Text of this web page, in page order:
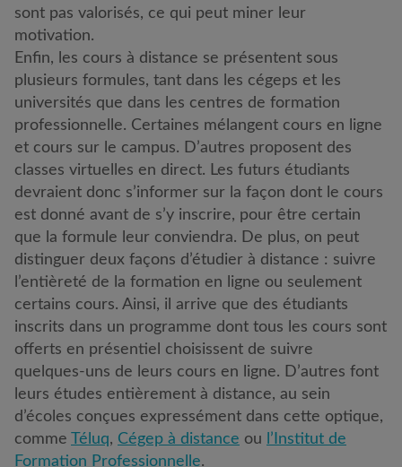
sont pas valorisés, ce qui peut miner leur
motivation.
Enfin, les cours à distance se présentent sous
plusieurs formules, tant dans les cégeps et les
universités que dans les centres de formation
professionnelle. Certaines mélangent cours en ligne
et cours sur le campus. D’autres proposent des
classes virtuelles en direct. Les futurs étudiants
devraient donc s’informer sur la façon dont le cours
est donné avant de s’y inscrire, pour être certain
que la formule leur conviendra. De plus, on peut
distinguer deux façons d’étudier à distance : suivre
l’entièreté de la formation en ligne ou seulement
certains cours. Ainsi, il arrive que des étudiants
inscrits dans un programme dont tous les cours sont
offerts en présentiel choisissent de suivre
quelques-uns de leurs cours en ligne. D’autres font
leurs études entièrement à distance, au sein
d’écoles conçues expressément dans cette optique,
comme Téluq, Cégep à distance ou
l’Institut de
Formation Professionnelle.